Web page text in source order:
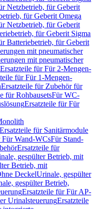
Netzbetrieb, für Geberit
für Geberit Omega
Netzbetrieb, für Geberit
für Geberit Sigma
Batteriebetrieb, für Geberit
mit pneumatischer
mit pneumatischer
Ersatzteile für Für 2-Mengen-
für Für 1-Mengen-
Ersatzteile für Zubehör für
für RohbausetsFür WC-
Ersatzteile für Für
Ersatzteile für Sanitärmodule
Für Wand-WCsFür Stand-
Ersatzteile für
gespülter Betrieb, mit
Betrieb, mit
DeckelUrinale, gespülter
gespülter Betrieb,
Ersatzteile für Für AP-
UrinalsteuerungErsatzteile